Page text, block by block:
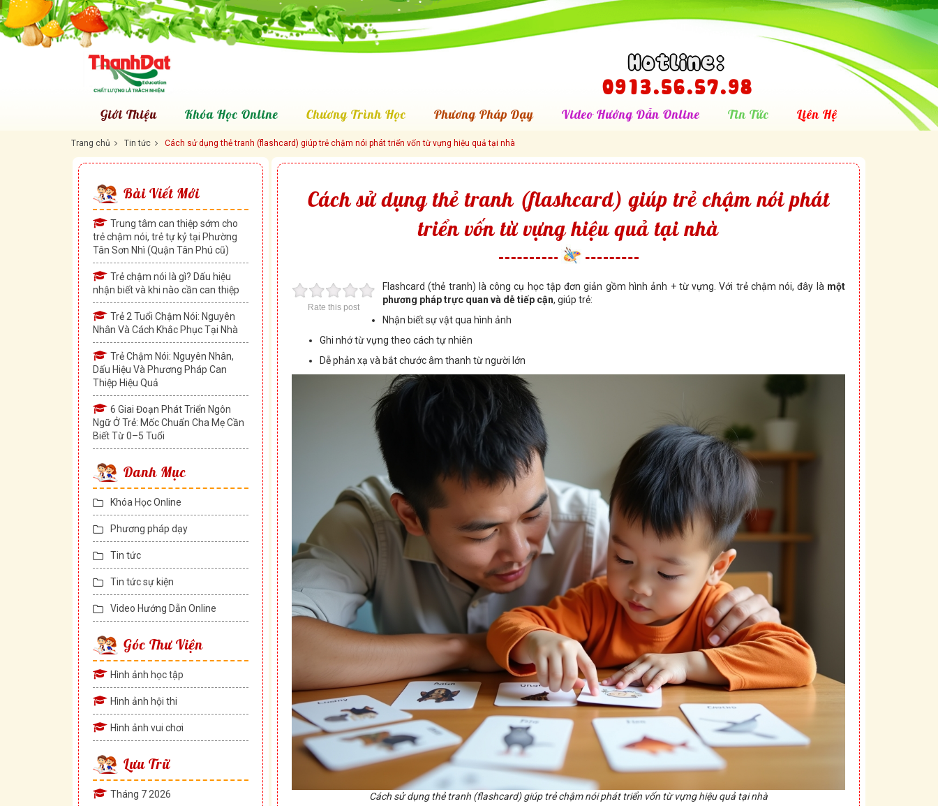
Hotline:
0913.56.57.98
Giới Thiệu Khóa Học Online Chương Trình Học Phương Pháp Dạy Video Hướng Dẫn Online Tin Tức Liên Hệ
Trang chủ Tin tức Cách sử dụng thẻ tranh (flashcard) giúp trẻ chậm nói phát triển vốn từ vựng hiệu quả tại nhà
Bài Viết Mới
Trung tâm can thiệp sớm cho
trẻ chậm nói, trẻ tự kỷ tại Phường
Tân Sơn Nhì (Quận Tân Phú cũ)
Trẻ chậm nói là gì? Dấu hiệu
nhận biết và khi nào cần can thiệp
Trẻ 2 Tuổi Chậm Nói: Nguyên
Nhân Và Cách Khắc Phục Tại Nhà
Trẻ Chậm Nói: Nguyên Nhân,
Dấu Hiệu Và Phương Pháp Can
Thiệp Hiệu Quả
6 Giai Đoạn Phát Triển Ngôn
Ngữ Ở Trẻ: Mốc Chuẩn Cha Mẹ Cần
Biết Từ 0–5 Tuổi
Danh Mục
Khóa Học Online
Phương pháp dạy
Tin tức
Tin tức sự kiện
Video Hướng Dẫn Online
Góc Thư Viện
Hình ảnh học tập
Hình ảnh hội thi
Hình ảnh vui chơi
Lưu Trữ
Tháng 7 2026
Cách sử dụng thẻ tranh (flashcard) giúp trẻ chậm nói phát
triển vốn từ vựng hiệu quả tại nhà
Rate this post
Flashcard (thẻ tranh) là công cụ học tập đơn giản gồm hình ảnh + từ vựng. Với trẻ chậm nói, đây là một
phương pháp trực quan và dễ tiếp cận, giúp trẻ:
Nhận biết sự vật qua hình ảnh
Ghi nhớ từ vựng theo cách tự nhiên
Dễ phản xạ và bắt chước âm thanh từ người lớn
Cách sử dụng thẻ tranh (flashcard) giúp trẻ chậm nói phát triển vốn từ vựng hiệu quả tại nhà